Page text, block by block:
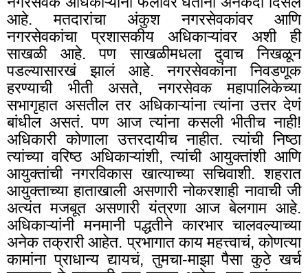
आहे. मतदारांचा अंकुश नगरसेवकांवर आणि
नगरसेवकांचा प्रशासकीय अधिकाऱ्यांवर अशी ही
साखळी आहे. पण साखळीमधला दुवाच निखळून
पडल्यासारखं झालं आहे. नगरसेवकांना निवडणूक
हरण्याची भीती असते, नगरसेवक महापालिकेच्या
सभागृहात असतील तर अधिकाऱ्यांना त्यांना उत्तर देणं
बांधील असतं. पण आज त्यांना कसली भीतीच नाही!
अधिकारी कोणाला उत्तरदायीच नाहीत. त्यांची निष्ठा
त्यांच्या वरिष्ठ अधिकाऱ्यांशी, त्यांची आयुक्तांशी आणि
आयुक्तांची नगरविकास खात्याच्या सचिवाशी. शहरात
आयुक्ताच्या हाताखाली असणारी नोकरशाही नावाची जी
अत्यंत मजबूत असणारी यंत्रणा आज बेलगाम आहे.
अधिकाऱ्यांनी मनमानी पद्धतीने कारभार चालवल्याच्या
अनेक तक्रारी आहेत. प्रभागात काय महत्त्वाचं, कोणत्या
कामांना प्राधान्य द्यायचं, तुमचा-माझा पैसा कुठे खर्च